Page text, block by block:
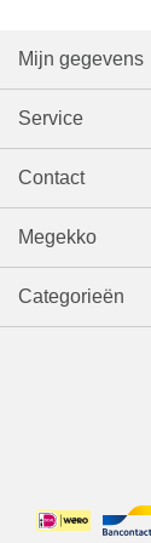
Mijn gegevens
Service
Contact
Megekko
Categorieën